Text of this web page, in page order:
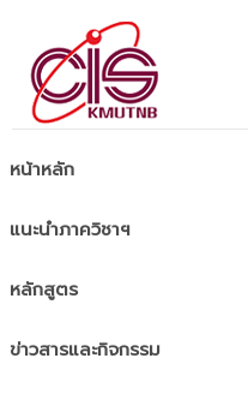
หน้าหลัก
แนะนำภาควิชาฯ
หลักสูตร
ข่าวสารและกิจกรรม